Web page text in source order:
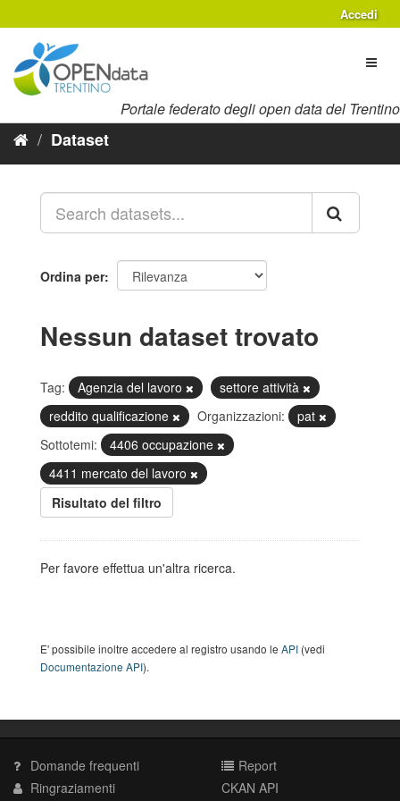
al
contenuto
Accedi
Portale federato degli open data del Trentino
Dataset
Ordina per
Nessun dataset trovato
Tag: Agenzia del lavoro
settore attività
reddito qualificazione
Organizzazioni:
pat
Sottotemi:
4406 occupazione
4411 mercato del lavoro
Risultato del filtro
Per favore effettua un'altra ricerca.
E' possibile inoltre accedere al registro usando le API (vedi
Documentazione API).
Domande frequenti
Ringraziamenti
Report
CKAN API